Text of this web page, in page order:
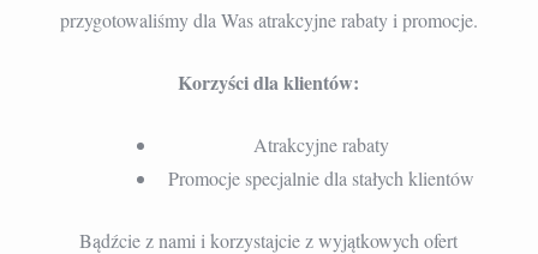
przygotowaliśmy dla Was atrakcyjne rabaty i promocje.
Korzyści dla klientów:
Atrakcyjne rabaty
Promocje specjalnie dla stałych klientów
Bądźcie z nami i korzystajcie z wyjątkowych ofert